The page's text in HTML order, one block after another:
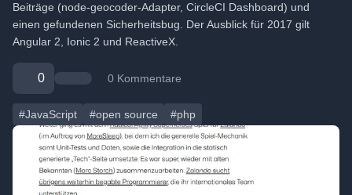
Beiträge (node-geocoder-Adapter, CircleCI Dashboard) und
einen gefundenen Sicherheitsbug. Der Ausblick für 2017 gilt
Angular 2, Ionic 2 und ReactiveX.
0 0 Kommentare
#JavaScript #open source #php